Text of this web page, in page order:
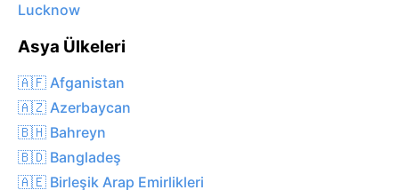
Lucknow
Asya Ülkeleri
🇦🇫 Afganistan
🇦🇿 Azerbaycan
🇧🇭 Bahreyn
🇧🇩 Bangladeş
🇦🇪 Birleşik Arap Emirlikleri